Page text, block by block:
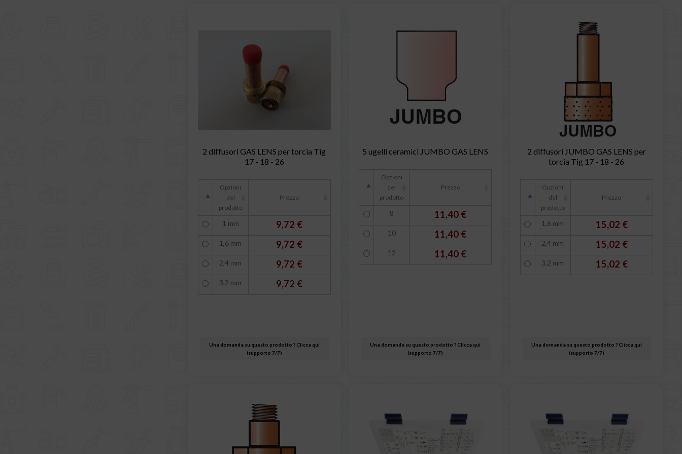
2 diffusori GAS LENS per torcia Tig
17 - 18 - 26
Opzioni
del
prodotto
Prezzo
1 mm 9,72 €
1,6 mm 9,72 €
2,4 mm 9,72 €
3,2 mm 9,72 €
Una domanda su questo prodotto ? Clicca qui
(supporto 7/7)
5 ugelli ceramici JUMBO GAS LENS
Opzioni
del
prodotto
Prezzo
8 11,40 €
10 11,40 €
12 11,40 €
Una domanda su questo prodotto ? Clicca qui
(supporto 7/7)
2 diffusori JUMBO GAS LENS per
torcia Tig 17 - 18 - 26
Opzioni
del
prodotto
Prezzo
1,6 mm 15,02 €
2,4 mm 15,02 €
3,2 mm 15,02 €
Una domanda su questo prodotto ? Clicca qui
(supporto 7/7)